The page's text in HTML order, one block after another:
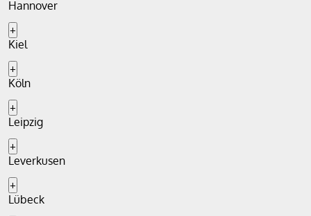
Hannover
+
Kiel
+
Köln
+
Leipzig
+
Leverkusen
+
Lübeck